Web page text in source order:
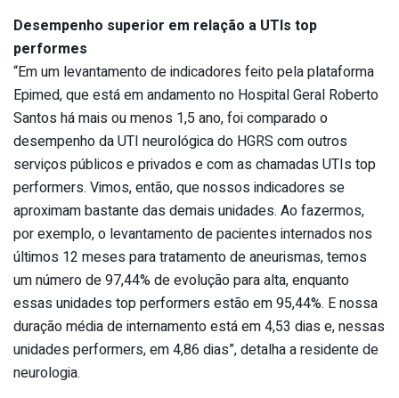
Desempenho superior em relação a UTIs top
performes
“Em um levantamento de indicadores feito pela plataforma
Epimed, que está em andamento no Hospital Geral Roberto
Santos há mais ou menos 1,5 ano, foi comparado o
desempenho da UTI neurológica do HGRS com outros
serviços públicos e privados e com as chamadas UTIs top
performers. Vimos, então, que nossos indicadores se
aproximam bastante das demais unidades. Ao fazermos,
por exemplo, o levantamento de pacientes internados nos
últimos 12 meses para tratamento de aneurismas, temos
um número de 97,44% de evolução para alta, enquanto
essas unidades top performers estão em 95,44%. E nossa
duração média de internamento está em 4,53 dias e, nessas
unidades performers, em 4,86 dias”, detalha a residente de
neurologia.